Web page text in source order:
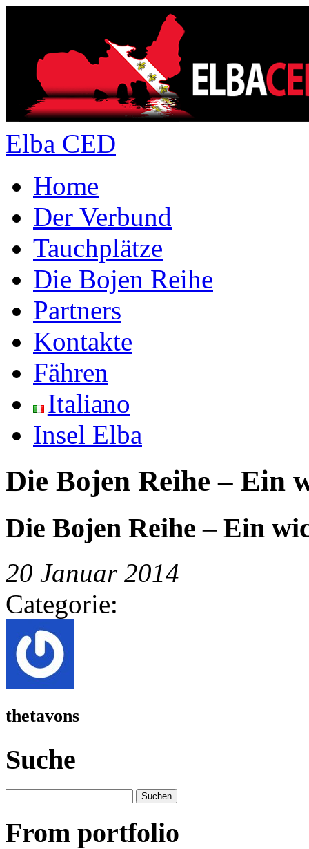
Elba CED
Home
Der Verbund
Tauchplätze
Die Bojen Reihe
Partners
Kontakte
Fähren
Italiano
Insel Elba
Die Bojen Reihe – Ein
Die Bojen Reihe – Ein
20 Januar 2014
Categorie:
thetavons
Suche
nach:
From portfolio